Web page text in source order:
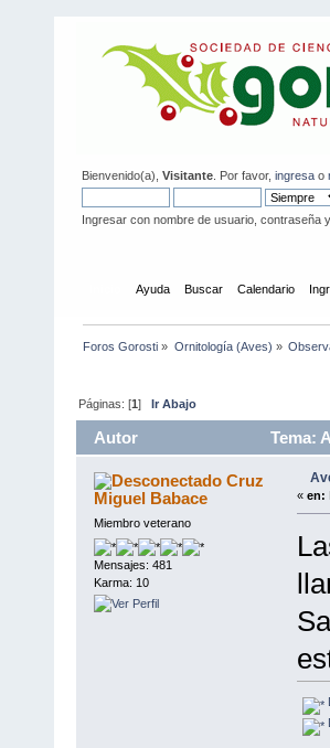
Bienvenido(a), Visitante . Por favor, ingresa o
Ingresar con nombre de usuario, contraseña
Ayuda Buscar Calendario
Foros Gorosti » Ornitología (Aves) »
Páginas: [1]Ir Abajo
Autor Tema:
Cruz
Miguel Babace
Miembro veterano
Mensajes: 481
Karma: 10
« en: